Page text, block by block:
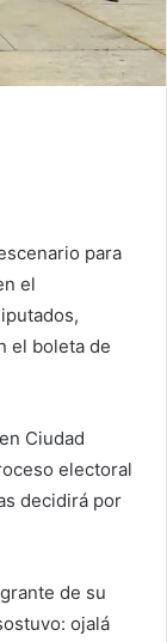
para
el
el boleta de
Ciudad
electoral
decidirá por
de su
ojalá